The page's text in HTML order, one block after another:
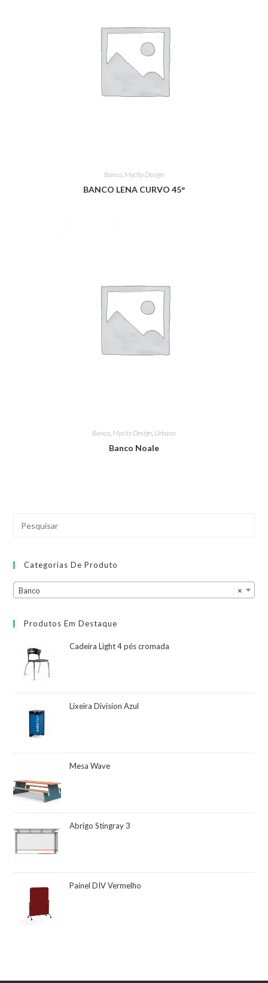
Banco, Mycity Design
BANCO LENA CURVO 45°
Banco Mycity Design Urbano
Banco Noale
Categorias De Produto
×
Banco
Produtos Em Destaque
Cadeira Light 4 pés cromada
Lixeira Division Azul
Mesa Wave
Abrigo Stingray 3
Painel DIV Vermelho